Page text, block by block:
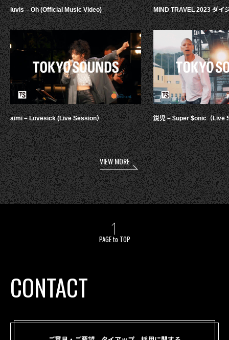
luvis – Oh (Official Music Video)
aimi – Lovesick (Live Session）
MIND TRAVEL 2023 ダイ
鋭児 – $uper $onic（Live
VIEW MORE
PAGE to TOP
CONTACT